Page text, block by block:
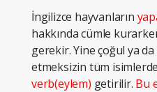
İngilizce hayvanların
hakkında cümle
gerekir. Yine çoğul ya
etmeksizin tüm
verb(eylem) getirilir. Bu